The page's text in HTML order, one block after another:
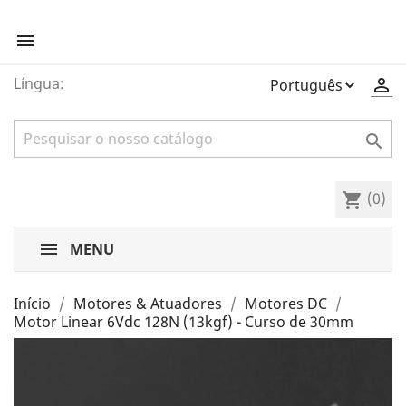


Língua:

shopping_cart (0)
MENU
Início Motores & Atuadores
Motores DC
Motor Linear 6Vdc 128N (13kgf) - Curso de 30mm